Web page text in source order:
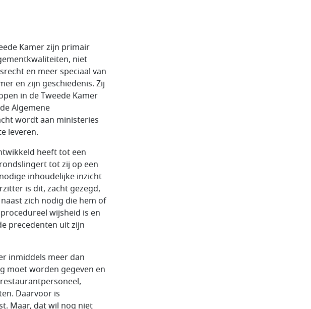
Kamer zijn primair
niet
en meer speciaal van
en zijn geschiedenis. Zij
in de Tweede Kamer
Algemene
wordt aan ministeries
leveren.
heeft tot een
tot zij op een
inhoudelijke inzicht
is dit, zacht gezegd,
zich nodig die hem of
wijsheid is en
precedenten uit zijn
inmiddels meer dan
moet worden gegeven en
Daarvoor is
Maar, dat wil nog niet